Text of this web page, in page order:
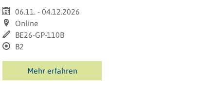
06.11. - 04.12.2026
Online
BE26-GP-110B
B2
Mehr erfahren